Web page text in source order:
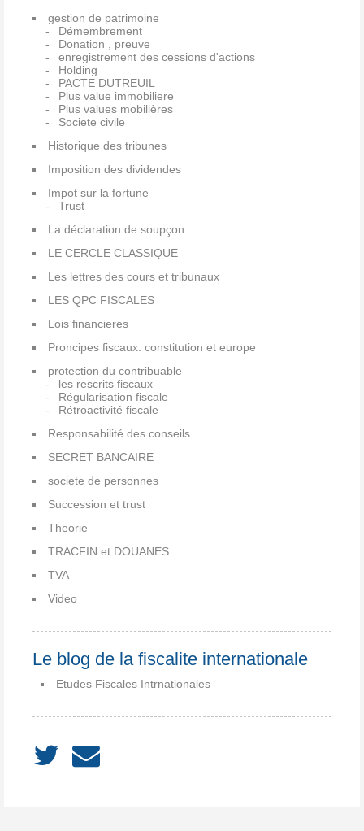
gestion de patrimoine
Démembrement
Donation , preuve
enregistrement des cessions d'actions
Holding
PACTE DUTREUIL
Plus value immobiliere
Plus values mobilières
Societe civile
Historique des tribunes
Imposition des dividendes
Impot sur la fortune
Trust
La déclaration de soupçon
LE CERCLE CLASSIQUE
Les lettres des cours et tribunaux
LES QPC FISCALES
Lois financieres
Proncipes fiscaux: constitution et europe
protection du contribuable
les rescrits fiscaux
Régularisation fiscale
Rétroactivité fiscale
Responsabilité des conseils
SECRET BANCAIRE
societe de personnes
Succession et trust
Theorie
TRACFIN et DOUANES
TVA
Video
Le blog de la fiscalite internationale
Etudes Fiscales Intrnationales